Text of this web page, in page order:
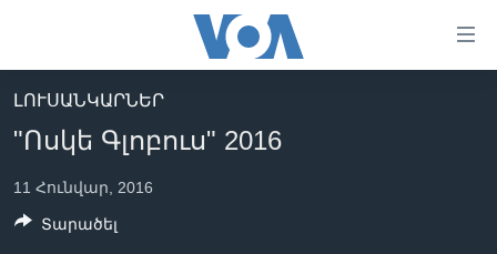
հիմնական
բովանդակությանը
հիմնական
բովանդակությանը
ԼՈՒՐԵՐ
ՍՓՅՈՒՌՔ
ՏԵՍԱՆՅՈՒԹԵՐ
ԼՈՒՍԱՆԿԱՐՆԵՐ
"Ոսկե Գլոբուս" 2016
11 Հունվար, 2016
Տարածել